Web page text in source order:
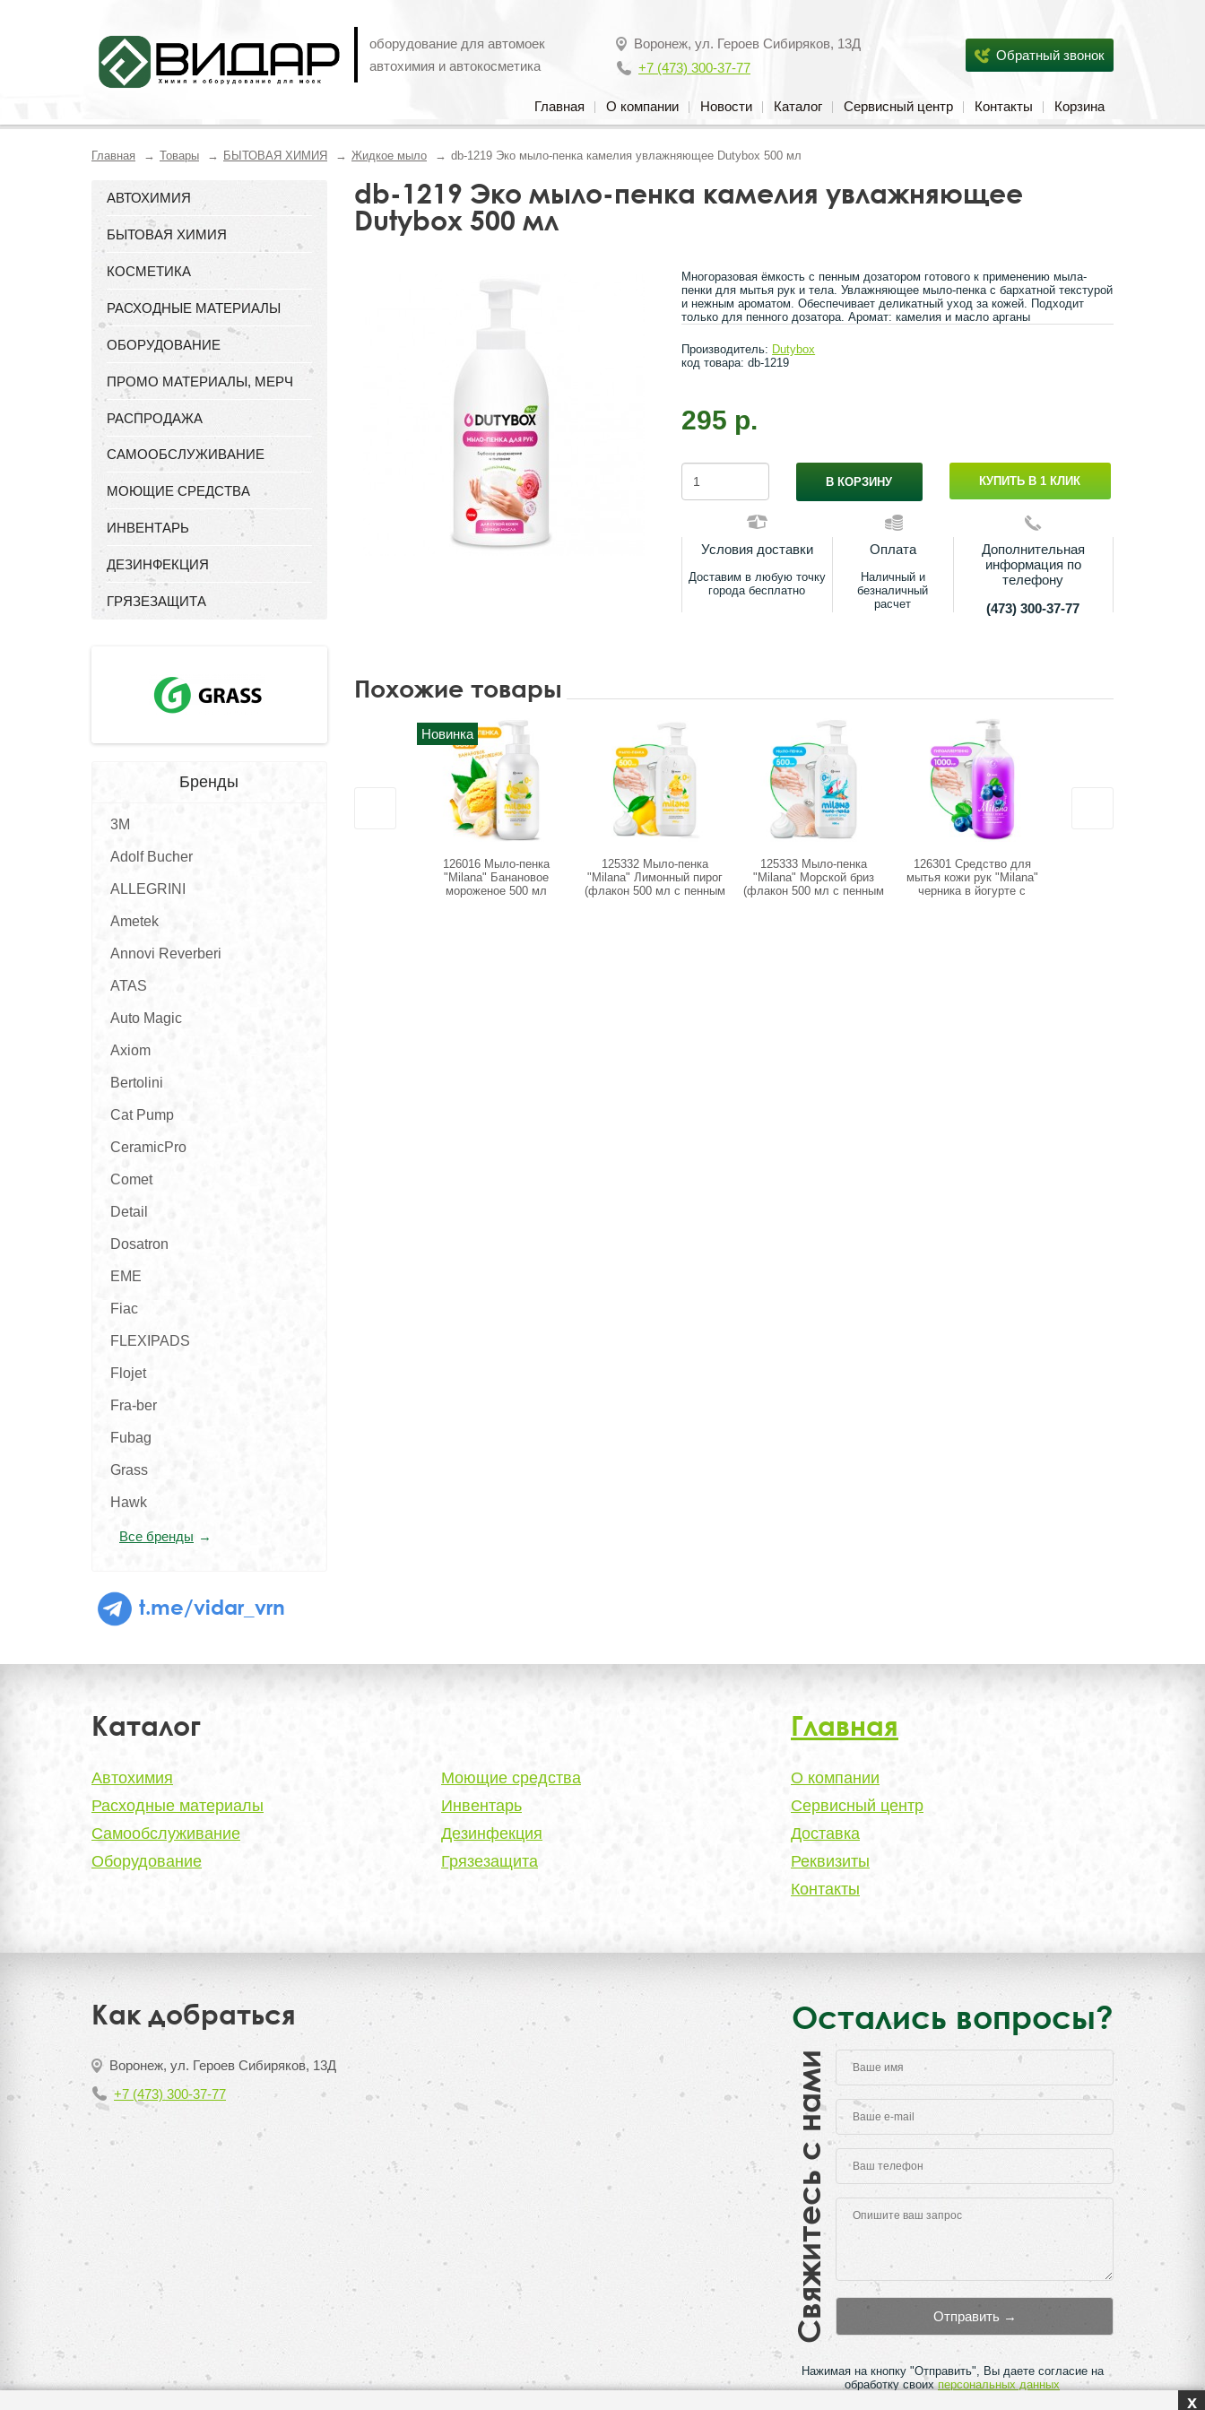
оборудование для автомоек
автохимия и автокосметика
Воронеж, ул. Героев Сибиряков, 13Д
+7 (473) 300-37-77
Обратный звонок
Главная О компании Новости Каталог Сервисный центр Контакты Корзина
Главная Товары БЫТОВАЯ ХИМИЯ Жидкое мыло db-1219 Эко мыло-пенка камелия увлажняющее Dutybox 500 мл
АВТОХИМИЯ
БЫТОВАЯ ХИМИЯ
КОСМЕТИКА
РАСХОДНЫЕ МАТЕРИАЛЫ
ОБОРУДОВАНИЕ
ПРОМО МАТЕРИАЛЫ, МЕРЧ
РАСПРОДАЖА
САМООБСЛУЖИВАНИЕ
МОЮЩИЕ СРЕДСТВА
ИНВЕНТАРЬ
ДЕЗИНФЕКЦИЯ
ГРЯЗЕЗАЩИТА
Бренды
3M
Adolf Bucher
ALLEGRINI
Ametek
Annovi Reverberi
ATAS
Auto Magic
Axiom
Bertolini
Cat Pump
CeramicPro
Comet
Detail
Dosatron
EME
Fiac
FLEXIPADS
Flojet
Fra-ber
Fubag
Grass
Hawk
Все бренды
t.me/vidar_vrn
db-1219 Эко мыло-пенка камелия увлажняющее
Dutybox 500 мл
Многоразовая ёмкость с пенным дозатором готового к применению мыла-
пенки для мытья рук и тела. Увлажняющее мыло-пенка с бархатной текстурой
и нежным ароматом. Обеспечивает деликатный уход за кожей. Подходит
только для пенного дозатора. Аромат: камелия и масло арганы
Производитель: Dutybox
код товара: db-1219
295 р.
В КОРЗИНУ КУПИТЬ В 1 КЛИК
Условия доставки
Доставим в любую точку
города бесплатно
Оплата
Наличный и
безналичный
расчет
Дополнительная
информация по
телефону
(473) 300-37-77
Похожие товары
Новинка
126016 Мыло-пенка
"Milana" Банановое
мороженое 500 мл
125332 Мыло-пенка
"Milana" Лимонный пирог
(флакон 500 мл с пенным
125333 Мыло-пенка
"Milana" Морской бриз
(флакон 500 мл с пенным
126301 Средство для
мытья кожи рук "Milana"
черника в йогурте с
Каталог Главная
Автохимия
Расходные материалы
Самообслуживание
Оборудование
Моющие средства
Инвентарь
Дезинфекция
Грязезащита
О компании
Сервисный центр
Доставка
Реквизиты
Контакты
Как добраться
Воронеж, ул. Героев Сибиряков, 13Д
+7 (473) 300-37-77
Остались вопросы?
Свяжитесь с нами
Нажимая на кнопку "Отправить", Вы даете согласие на
обработку своихперсональных данных
x